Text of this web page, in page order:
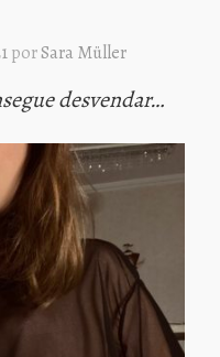
porSara Müller
desvendar…